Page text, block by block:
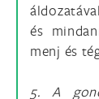
és
menj és
5. A